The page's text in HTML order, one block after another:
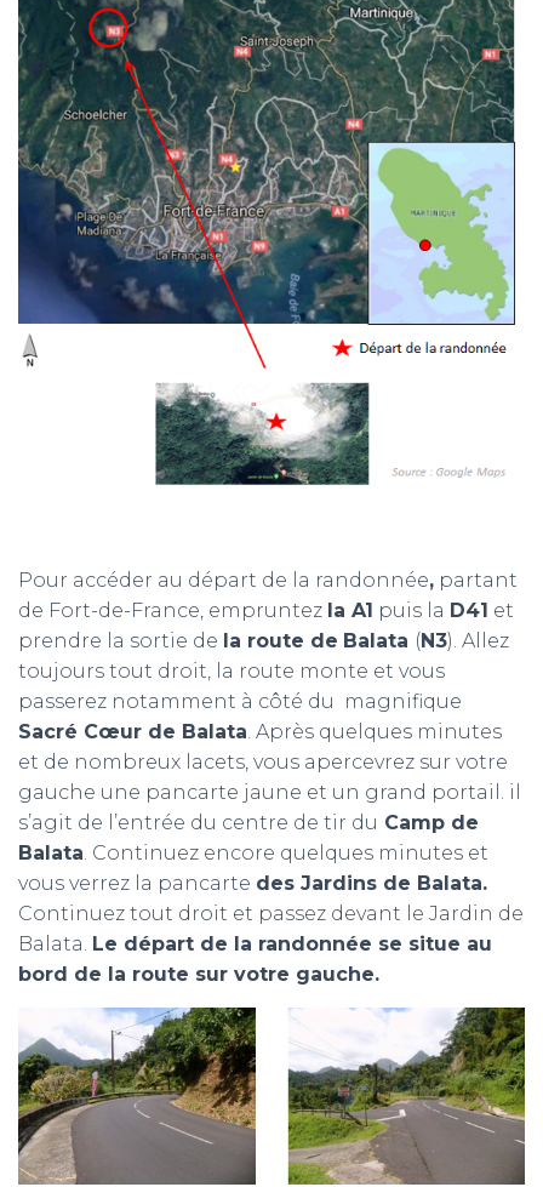
Pour accéder au départ de la randonnée, partant
de Fort-de-France, empruntez la A1 puis la D41 et
prendre la sortie de la route de Balata (N3). Allez
toujours tout droit, la route monte et vous
passerez notamment à côté du magnifique
Sacré Cœur de Balata . Après quelques minutes
et de nombreux lacets, vous apercevrez sur votre
gauche une pancarte jaune et un grand portail. il
s’agit de l’entrée du centre de tir du Camp de
Balata . Continuez encore quelques minutes et
vous verrez la pancarte des Jardins de Balata.
Continuez tout droit et passez devant le Jardin de
Balata. Le départ de la randonnée se situe au
bord de la route sur votre gauche.